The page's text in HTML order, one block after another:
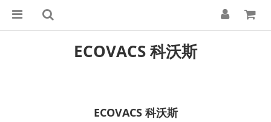
ECOVACS 科沃斯
ECOVACS 科沃斯